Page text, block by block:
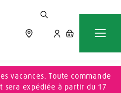
vacances. Toute commande
sera expédiée à partir du 17